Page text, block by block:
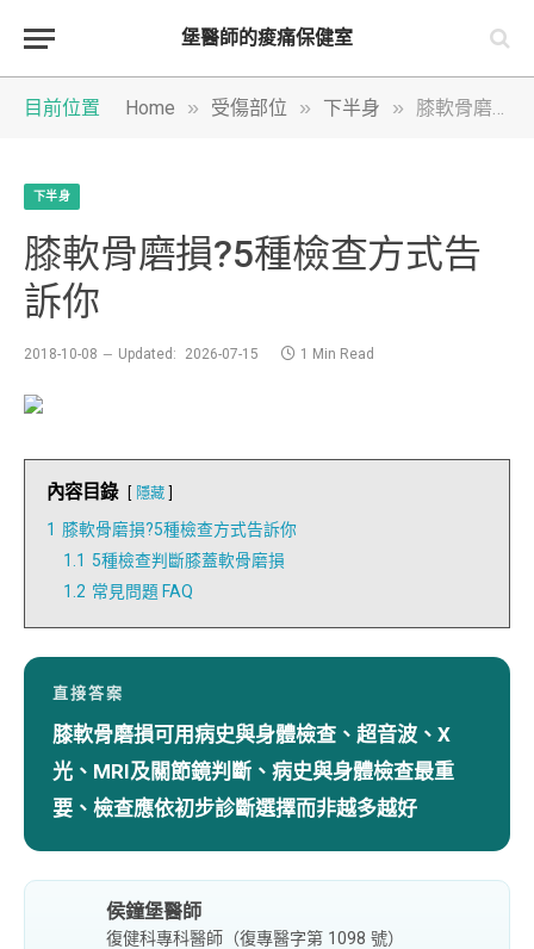
堡醫師的痠痛保健室
目前位置 Home » 受傷部位 » 下半身 » 膝軟骨磨損?5種檢查方式告訴你
下半身
膝軟骨磨損?5種檢查方式告
訴你
2018-10-08 Updated: 2026-07-15 1 Min Read
內容目錄 隱藏
1 膝軟骨磨損?5種檢查方式告訴你
1.1 5種檢查判斷膝蓋軟骨磨損
1.2 常見問題 FAQ
直接答案
膝軟骨磨損可用病史與身體檢查、超音波、X
光、MRI及關節鏡判斷、病史與身體檢查最重
要、檢查應依初步診斷選擇而非越多越好
侯鐘堡醫師
復健科專科醫師（復專醫字第 1098 號）